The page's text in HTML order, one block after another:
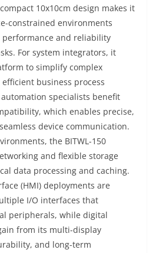
10x10cm design makes it
constrained environments
and reliability
For system integrators, it
to simplify complex
business process
specialists benefit
which enables precise,
device communication.
the BITWL-150
and flexible storage
data processing and caching.
(HMI) deployments are
I/O interfaces that
peripherals, while digital
from its multi-display
and long-term